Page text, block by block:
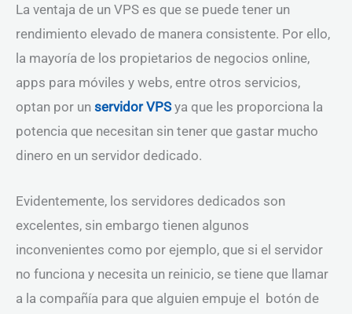
La ventaja de un VPS es que se puede tener un
rendimiento elevado de manera consistente. Por ello,
la mayoría de los propietarios de negocios online,
apps para móviles y webs, entre otros servicios,
optan por un servidor VPSya que les proporciona la
potencia que necesitan sin tener que gastar mucho
dinero en un servidor dedicado.
Evidentemente, los servidores dedicados son
excelentes, sin embargo tienen algunos
inconvenientes como por ejemplo, que si el servidor
no funciona y necesita un reinicio, se tiene que llamar
a la compañía para que alguien empuje el botón de